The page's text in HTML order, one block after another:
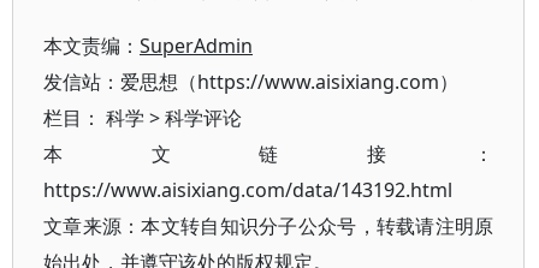
本文责编： SuperAdmin
发信站：爱思想（https://www.aisixiang.com）
栏目： 科学 >科学评论
本文链接：
https://www.aisixiang.com/data/143192.html
文章来源：本文转自知识分子公众号，转载请注明原
始出处，并遵守该处的版权规定。